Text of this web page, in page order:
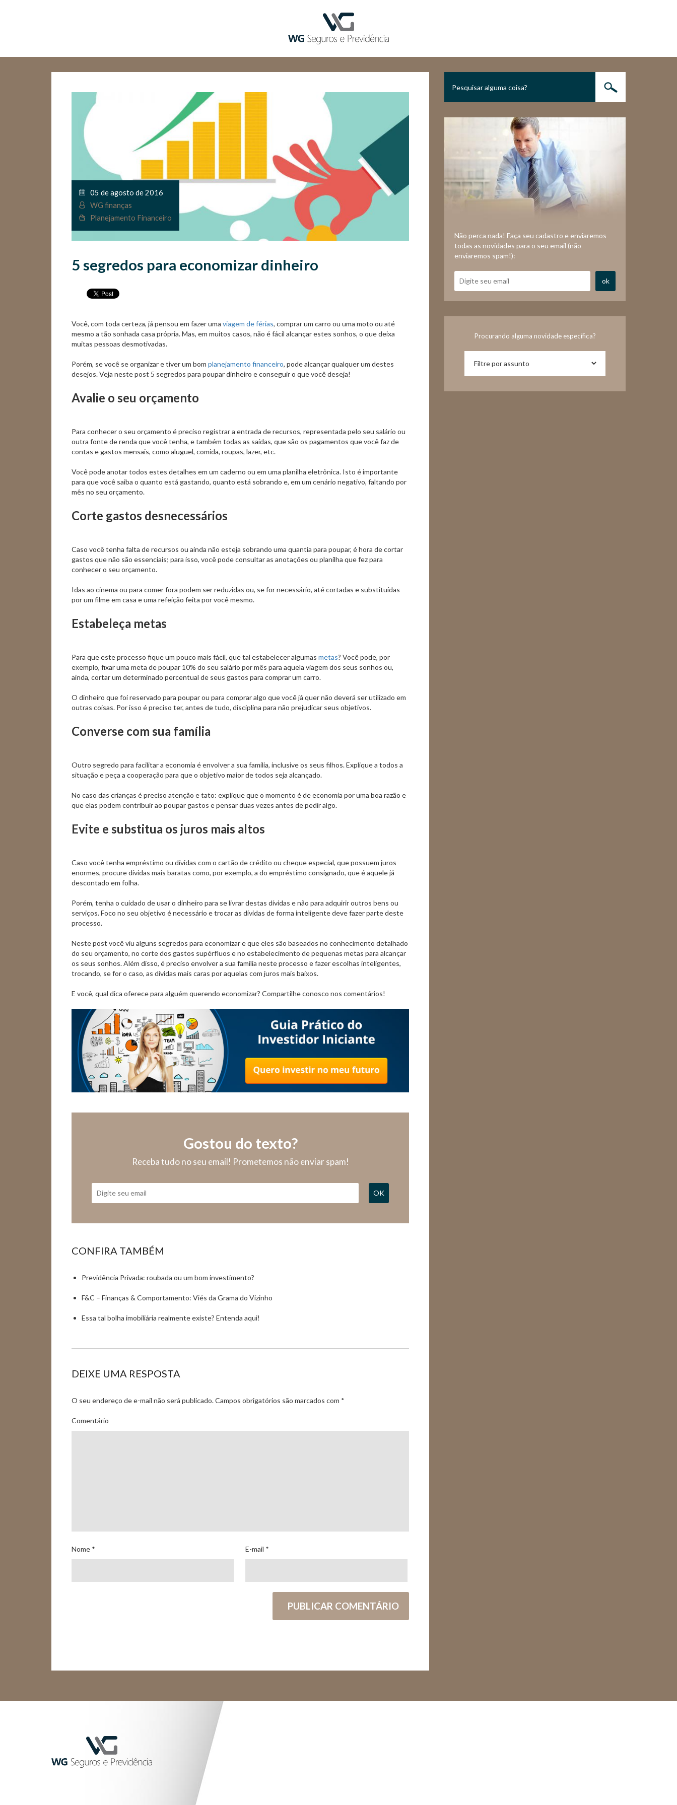
05 de agosto de 2016
WG finanças
Planejamento Financeiro
5 segredos para economizar dinheiro
Você, com toda certeza, já pensou em fazer uma viagem de férias, comprar um carro ou uma moto ou até
mesmo a tão sonhada casa própria. Mas, em muitos casos, não é fácil alcançar estes sonhos, o que deixa
muitas pessoas desmotivadas.
Porém, se você se organizar e tiver um bom planejamento financeiro, pode alcançar qualquer um destes
desejos. Veja neste post 5 segredos para poupar dinheiro e conseguir o que você deseja!
Avalie o seu orçamento
Para conhecer o seu orçamento é preciso registrar a entrada de recursos, representada pelo seu salário ou
outra fonte de renda que você tenha, e também todas as saídas, que são os pagamentos que você faz de
contas e gastos mensais, como aluguel, comida, roupas, lazer, etc.
Você pode anotar todos estes detalhes em um caderno ou em uma planilha eletrônica. Isto é importante
para que você saiba o quanto está gastando, quanto está sobrando e, em um cenário negativo, faltando por
mês no seu orçamento.
Corte gastos desnecessários
Caso você tenha falta de recursos ou ainda não esteja sobrando uma quantia para poupar, é hora de cortar
gastos que não são essenciais; para isso, você pode consultar as anotações ou planilha que fez para
conhecer o seu orçamento.
Idas ao cinema ou para comer fora podem ser reduzidas ou, se for necessário, até cortadas e substituídas
por um filme em casa e uma refeição feita por você mesmo.
Estabeleça metas
Para que este processo fique um pouco mais fácil, que tal estabelecer algumas metas? Você pode, por
exemplo, fixar uma meta de poupar 10% do seu salário por mês para aquela viagem dos seus sonhos ou,
ainda, cortar um determinado percentual de seus gastos para comprar um carro.
O dinheiro que foi reservado para poupar ou para comprar algo que você já quer não deverá ser utilizado em
outras coisas. Por isso é preciso ter, antes de tudo, disciplina para não prejudicar seus objetivos.
Converse com sua família
Outro segredo para facilitar a economia é envolver a sua família, inclusive os seus filhos. Explique a todos a
situação e peça a cooperação para que o objetivo maior de todos seja alcançado.
No caso das crianças é preciso atenção e tato: explique que o momento é de economia por uma boa razão e
que elas podem contribuir ao poupar gastos e pensar duas vezes antes de pedir algo.
Evite e substitua os juros mais altos
Caso você tenha empréstimo ou dívidas com o cartão de crédito ou cheque especial, que possuem juros
enormes, procure dívidas mais baratas como, por exemplo, a do empréstimo consignado, que é aquele já
descontado em folha.
Porém, tenha o cuidado de usar o dinheiro para se livrar destas dívidas e não para adquirir outros bens ou
serviços. Foco no seu objetivo é necessário e trocar as dívidas de forma inteligente deve fazer parte deste
processo.
Neste post você viu alguns segredos para economizar e que eles são baseados no conhecimento detalhado
do seu orçamento, no corte dos gastos supérfluos e no estabelecimento de pequenas metas para alcançar
os seus sonhos. Além disso, é preciso envolver a sua família neste processo e fazer escolhas inteligentes,
trocando, se for o caso, as dívidas mais caras por aquelas com juros mais baixos.
E você, qual dica oferece para alguém querendo economizar? Compartilhe conosco nos comentários!
Gostou do texto?
Receba tudo no seu email! Prometemos não enviar spam!
OK
CONFIRA TAMBÉM
Previdência Privada: roubada ou um bom investimento?
F&C – Finanças & Comportamento: Viés da Grama do Vizinho
Essa tal bolha imobiliária realmente existe? Entenda aqui!
DEIXE UMA RESPOSTA
O seu endereço de e-mail não será publicado.Campos obrigatórios são marcados com *
Comentário
Nome * E-mail *
Não perca nada! Faça seu cadastro e enviaremos
todas as novidades para o seu email (não
enviaremos spam!):
ok
Procurando alguma novidade específica?